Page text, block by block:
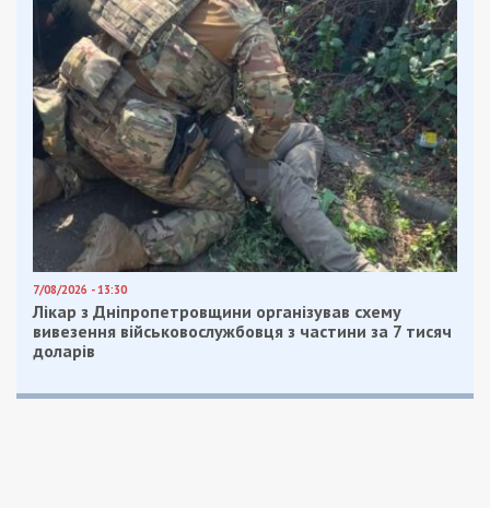
7/08/2026 - 13:30
Лікар з Дніпропетровщини організував схему
вивезення військовослужбовця з частини за 7 тисяч
доларів